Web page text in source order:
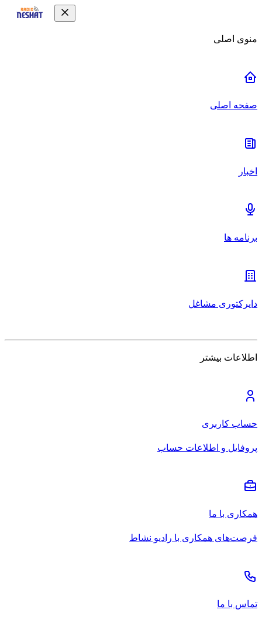
منوی اصلی
صفحه اصلی
اخبار
برنامه ها
دایرکتوری مشاغل
اطلاعات بیشتر
حساب کاربری
پروفایل و اطلاعات حساب
همکاری با ما
فرصت‌های همکاری با رادیو نشاط
تماس با ما